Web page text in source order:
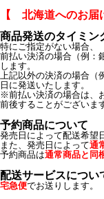
【 北海道へのお届
商品発送のタイミン
特にご指定がない場合、
前払い決済の場合（例
します。
上記以外の決済の場合
日に発送いたします。
※前払い決済の場合は、
前後することがございま
予約商品について
発売日によって配送希望
また、発売日によって通
予約商品は通常商品と同
配送サービスについ
宅急便でお送りします。